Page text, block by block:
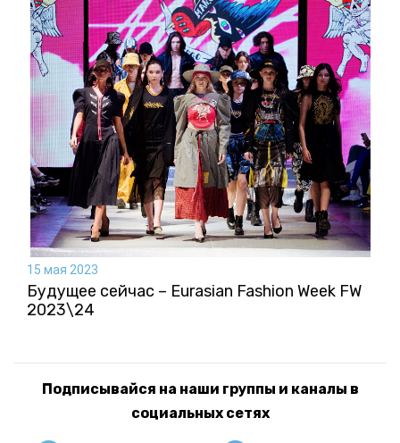
15 мая 2023
Будущее сейчас – Eurasian Fashion Week FW
2023\24
Подписывайся на наши группы и каналы в
социальных сетях